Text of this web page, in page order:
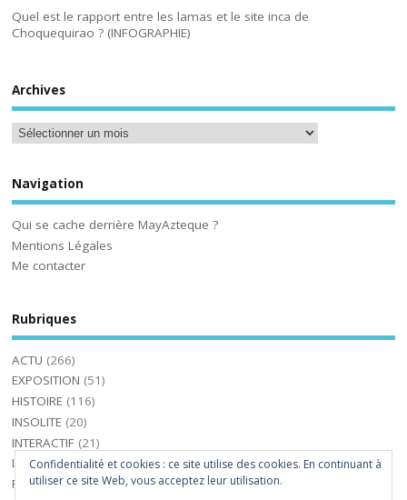
Quel est le rapport entre les lamas et le site inca de
Choquequirao ? (INFOGRAPHIE)
Archives
Navigation
Qui se cache derrière MayAzteque ?
Mentions Légales
Me contacter
Rubriques
ACTU (266)
EXPOSITION (51)
HISTOIRE (116)
INSOLITE (20)
INTERACTIF (21)
LIVRES(36)
PHOTOS-VIDEOS(31)
Confidentialité et cookies : ce site utilise des cookies. En continuant à
utiliser ce site Web, vous acceptez leur utilisation.